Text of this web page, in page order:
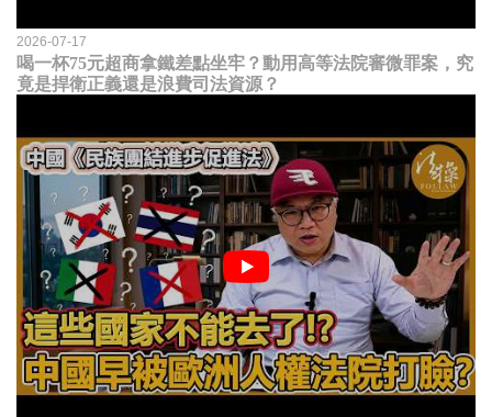
2026-07-17
喝一杯75元超商拿鐵差點坐牢？動用高等法院審微罪案，究
竟是捍衛正義還是浪費司法資源？